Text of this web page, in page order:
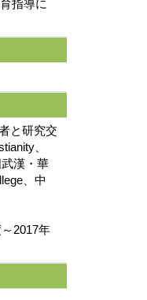
指導に
と研究交
、
漢・華
、中
2017年